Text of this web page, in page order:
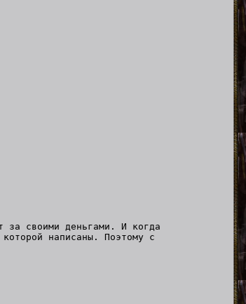
за своими деньгами. И когда
написаны. Поэтому с